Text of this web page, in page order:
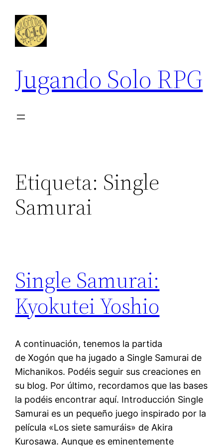
contenido
Jugando Solo RPG
Etiqueta: Single
Samurai
Single Samurai:
Kyokutei Yoshio
A continuación, tenemos la partida
de Xogón que ha jugado a Single Samurai de
Michanikos. Podéis seguir sus creaciones en
su blog. Por último, recordamos que las bases
la podéis encontrar aquí. Introducción Single
Samurai es un pequeño juego inspirado por la
película «Los siete samuráis» de Akira
Kurosawa. Aunque es eminentemente